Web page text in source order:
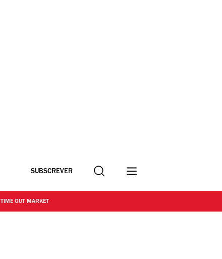
SUBSCREVER Procurar
TIME OUT MARKET